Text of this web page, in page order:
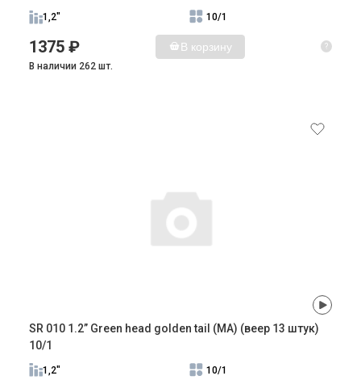
1,2" 10/1
1375 ₽ В корзину ?
В наличии 262 шт.
SR 010 1.2” Green head golden tail (MA) (веер 13 штук)
10/1
1,2" 10/1